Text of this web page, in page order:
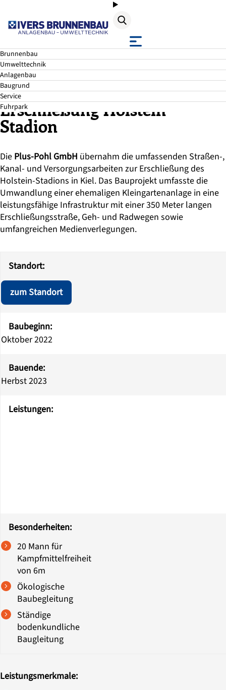
Suche
Brunnenbau
Umwelttechnik
Anlagenbau
Baugrund
Service
Fuhrpark
Kiel • Holsteinstadion
Erschließung Holstein
Stadion
Die Plus-Pohl GmbH übernahm die umfassenden Straßen-,
Kanal- und Versorgungsarbeiten zur Erschließung des
Holstein-Stadions in Kiel. Das Bauprojekt umfasste die
Umwandlung einer ehemaligen Kleingartenanlage in eine
leistungsfähige Infrastruktur mit einer 350 Meter langen
Erschließungsstraße, Geh- und Radwegen sowie
umfangreichen Medienverlegungen.
Standort:
zum Standort
Baubeginn:
Oktober 2022
Bauende:
Herbst 2023
Leistungen:
Besonderheiten:
20 Mann für
Kampfmittelfreiheit
von 6m
Ökologische
Baubegleitung
Ständige
bodenkundliche
Baugleitung
Leistungsmerkmale: